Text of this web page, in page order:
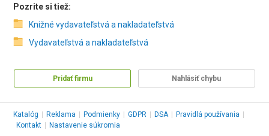
Pozrite si tiež:
Knižné vydavateľstvá a nakladateľstvá
Vydavateľstvá a nakladateľstvá
Pridať firmu Nahlásiť chybu
Katalóg Reklama Podmienky GDPR DSA Pravidlá používania
Kontakt
Nastavenie súkromia